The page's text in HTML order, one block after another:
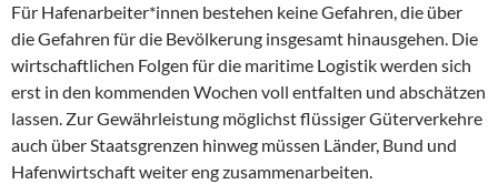
Für Hafenarbeiter*innen bestehen keine Gefahren, die über
die Gefahren für die Bevölkerung insgesamt hinausgehen. Die
wirtschaftlichen Folgen für die maritime Logistik werden sich
erst in den kommenden Wochen voll entfalten und abschätzen
lassen. Zur Gewährleistung möglichst flüssiger Güterverkehre
auch über Staatsgrenzen hinweg müssen Länder, Bund und
Hafenwirtschaft weiter eng zusammenarbeiten.